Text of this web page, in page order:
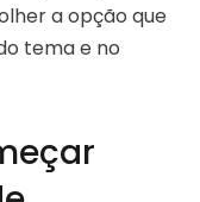
a opção que
tema e no